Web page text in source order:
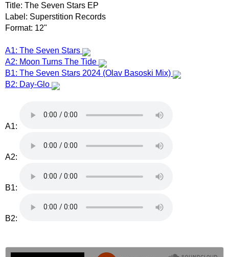
Title: The Seven Stars EP
Label: Superstition Records
Format: 12"
A1: The Seven Stars
A2: Moon Turns The Tide
B1: The Seven Stars 2024 (Olav Basoski Mix)
B2: Day-Glo
A1:
A2:
B1:
B2: